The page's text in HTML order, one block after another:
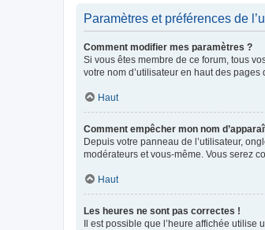
Paramètres et préférences de
Comment modifier mes paramètres ?
Si vous êtes membre de ce forum, tous
votre nom d’utilisateur en haut des
Haut
Comment empêcher mon nom
Depuis votre panneau de l’utilisateur,
modérateurs et vous-même. Vous serez
Haut
Les heures ne sont pas correctes !
Il est possible que l’heure affichée